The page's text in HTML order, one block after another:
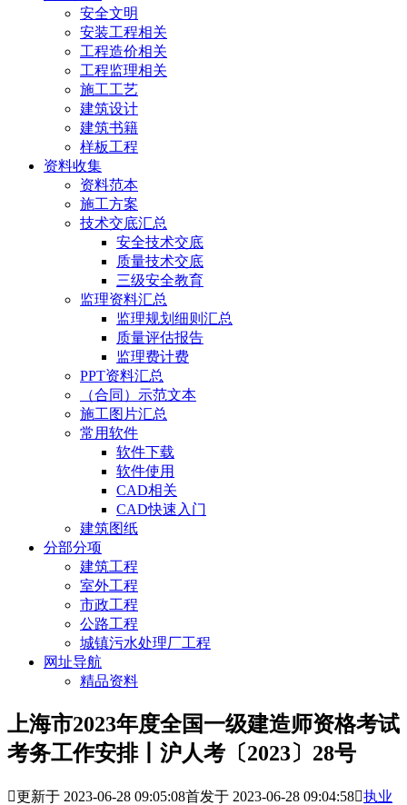
安全文明
安装工程相关
工程造价相关
工程监理相关
施工工艺
建筑设计
建筑书籍
样板工程
资料收集
资料范本
施工方案
技术交底汇总
安全技术交底
质量技术交底
三级安全教育
监理资料汇总
监理规划细则汇总
质量评估报告
监理费计费
PPT资料汇总
（合同）示范文本
施工图片汇总
常用软件
软件下载
软件使用
CAD相关
CAD快速入门
建筑图纸
分部分项
建筑工程
室外工程
市政工程
公路工程
城镇污水处理厂工程
网址导航
精品资料
上海市2023年度全国一级建造师资格考试
考务工作安排丨沪人考〔2023〕28号
更新于 2023-06-28 09:05:08首发于 2023-06-28 09:04:58执业